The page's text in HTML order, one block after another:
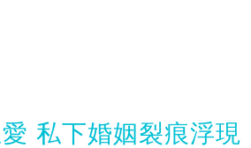
私下婚姻裂痕浮現